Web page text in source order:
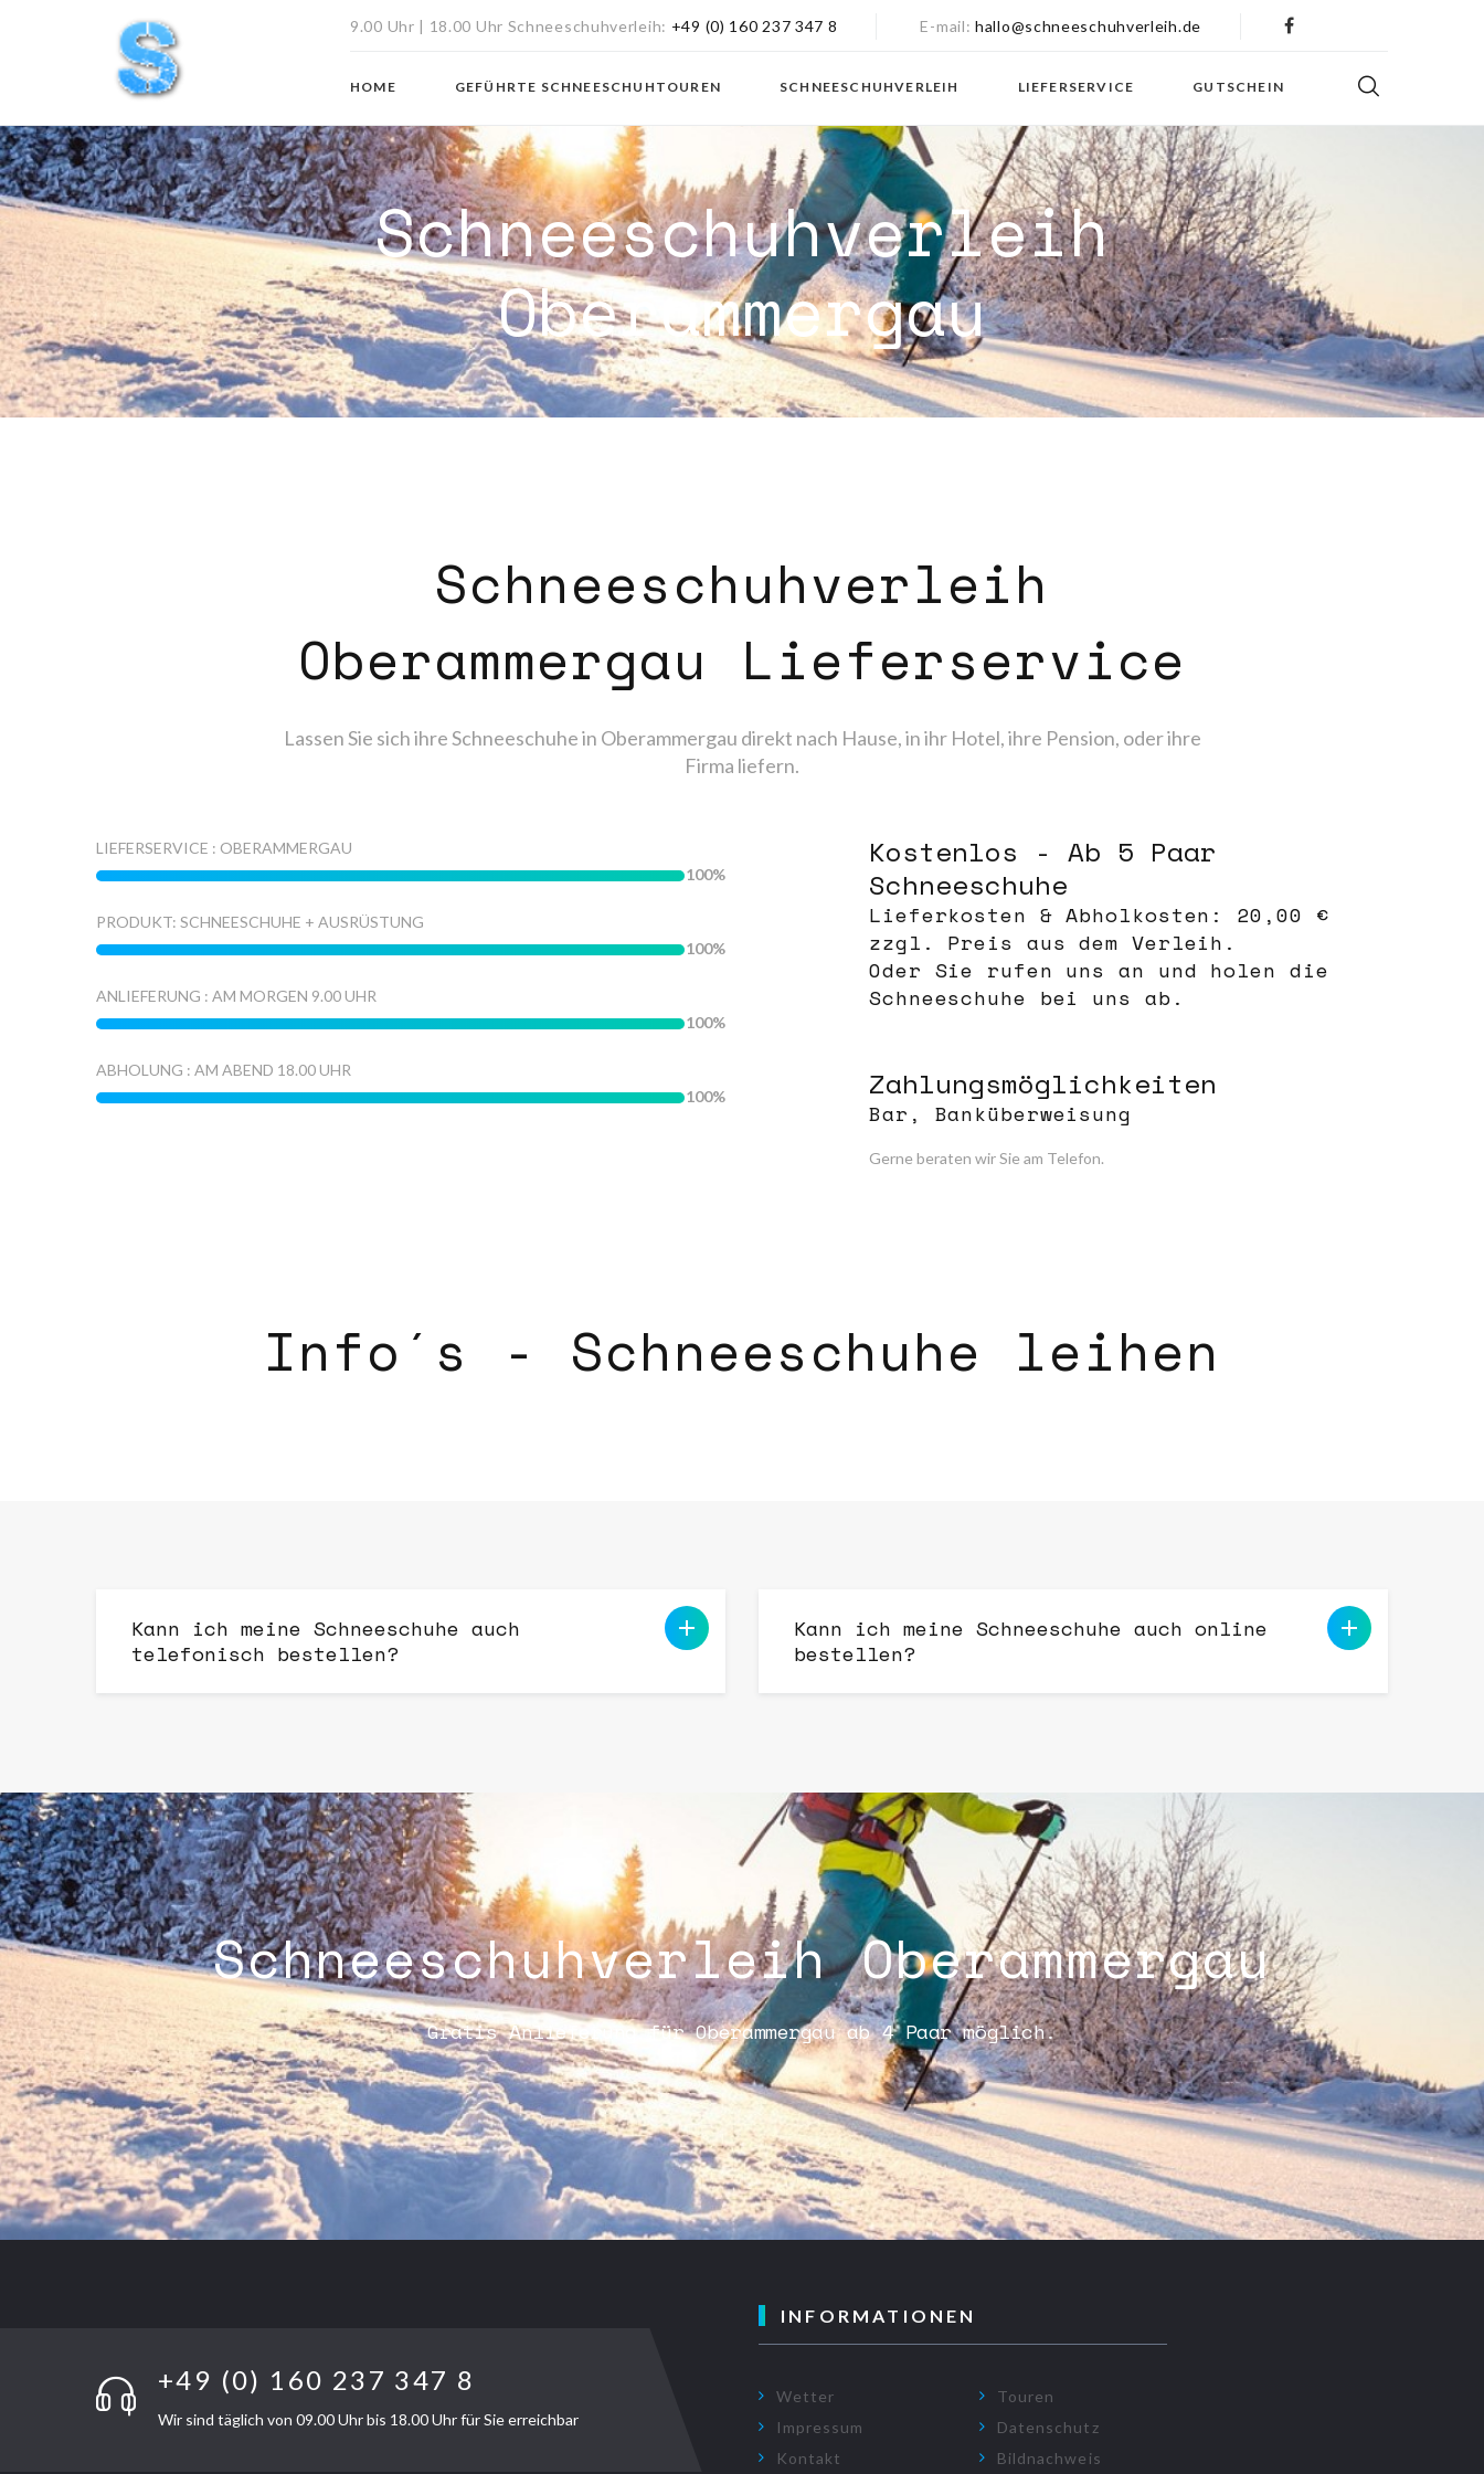
9.00 Uhr | 18.00 Uhr Schneeschuhverleih +49 (0) 160 237 347 8 E-mail hallo@schneeschuhverleih.de
HOME GEFÜHRTE SCHNEESCHUHTOUREN SCHNEESCHUHVERLEIH LIEFERSERVICE GUTSCHEIN
Schneeschuhverleih
Oberammergau
Schneeschuhverleih
Oberammergau Lieferservice
Lassen Sie sich ihre Schneeschuhe in Oberammergau direkt nach Hause, in ihr Hotel, ihre Pension, oder ihre
Firma liefern.
Kostenlos - Ab 5 Paar
Schneeschuhe
Lieferkosten & Abholkosten: 20,00 €
zzgl. Preis aus dem Verleih.
Oder Sie rufen uns an und holen die
Schneeschuhe bei uns ab.
Zahlungsmöglichkeiten
Bar, Banküberweisung
Gerne beraten wir Sie am Telefon.
LIEFERSERVICE : OBERAMMERGAU
100
PRODUKT: SCHNEESCHUHE + AUSRÜSTUNG
100
ANLIEFERUNG : AM MORGEN 9.00 UHR
100
ABHOLUNG : AM ABEND 18.00 UHR
100
Info´s - Schneeschuhe leihen
Kann ich meine Schneeschuhe auch
telefonisch bestellen?
Kann ich meine Schneeschuhe auch online
bestellen?
Schneeschuhverleih Oberammergau
Gratis Anlieferung für Oberammergau ab 4 Paar möglich.
+49 (0) 160 237 347 8
Wir sind täglich von 09.00 Uhr bis 18.00 Uhr für Sie erreichbar
INFORMATIONEN
Wetter
Impressum
Kontakt
Touren
Datenschutz
Bildnachweis